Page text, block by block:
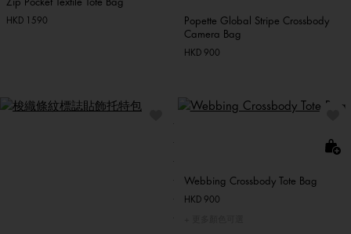
HKD 1590
Popette Global Stripe Crossbody
Camera Bag
HKD 900
Webbing Crossbody Tote Bag
HKD 900